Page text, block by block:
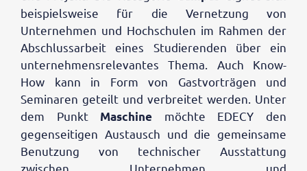
beispielsweise für die Vernetzung von
Unternehmen und Hochschulen im Rahmen der
Abschlussarbeit eines Studierenden über ein
unternehmensrelevantes Thema. Auch Know-
How kann in Form von Gastvorträgen und
Seminaren geteilt und verbreitet werden. Unter
dem Punkt Maschine möchte EDECY den
gegenseitigen Austausch und die gemeinsame
Benutzung von technischer Ausstattung
zwischen Unternehmen und